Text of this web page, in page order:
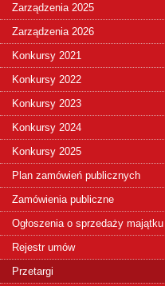
Zarządzenia 2025
Zarządzenia 2026
Konkursy 2021
Konkursy 2022
Konkursy 2023
Konkursy 2024
Konkursy 2025
Plan zamówień publicznych
Zamówienia publiczne
Ogłoszenia o sprzedaży majątku
Rejestr umów
Przetargi